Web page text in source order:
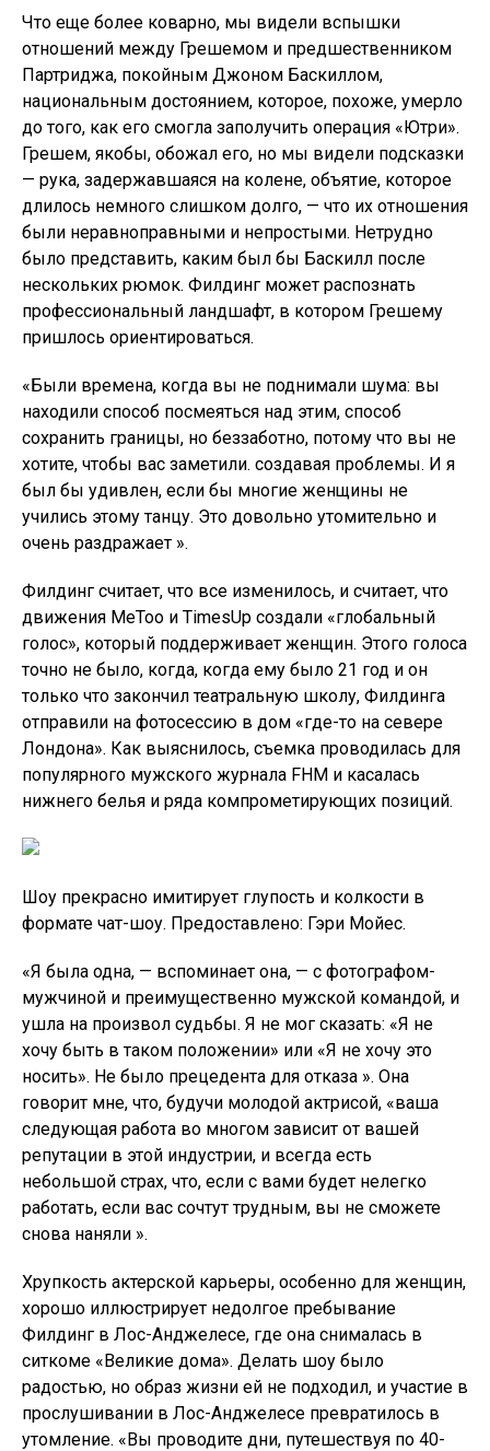
Что еще более коварно, мы видели вспышки
отношений между Грешемом и предшественником
Партриджа, покойным Джоном Баскиллом,
национальным достоянием, которое, похоже, умерло
до того, как его смогла заполучить операция «Ютри».
Грешем, якобы, обожал его, но мы видели подсказки
— рука, задержавшаяся на колене, объятие, которое
длилось немного слишком долго, — что их отношения
были неравноправными и непростыми. Нетрудно
было представить, каким был бы Баскилл после
нескольких рюмок. Филдинг может распознать
профессиональный ландшафт, в котором Грешему
пришлось ориентироваться.
«Были времена, когда вы не поднимали шума: вы
находили способ посмеяться над этим, способ
сохранить границы, но беззаботно, потому что вы не
хотите, чтобы вас заметили. создавая проблемы. И я
был бы удивлен, если бы многие женщины не
учились этому танцу. Это довольно утомительно и
очень раздражает ».
Филдинг считает, что все изменилось, и считает, что
движения MeToo и TimesUp создали «глобальный
голос», который поддерживает женщин. Этого голоса
точно не было, когда, когда ему было 21 год и он
только что закончил театральную школу, Филдинга
отправили на фотосессию в дом «где-то на севере
Лондона». Как выяснилось, съемка проводилась для
популярного мужского журнала FHM и касалась
нижнего белья и ряда компрометирующих позиций.
Шоу прекрасно имитирует глупость и колкости в
формате чат-шоу. Предоставлено: Гэри Мойес.
«Я была одна, — вспоминает она, — с фотографом-
мужчиной и преимущественно мужской командой, и
ушла на произвол судьбы. Я не мог сказать: «Я не
хочу быть в таком положении» или «Я не хочу это
носить». Не было прецедента для отказа ». Она
говорит мне, что, будучи молодой актрисой, «ваша
следующая работа во многом зависит от вашей
репутации в этой индустрии, и всегда есть
небольшой страх, что, если с вами будет нелегко
работать, если вас сочтут трудным, вы не сможете
снова наняли ».
Хрупкость актерской карьеры, особенно для женщин,
хорошо иллюстрирует недолгое пребывание
Филдинг в Лос-Анджелесе, где она снималась в
ситкоме «Великие дома». Делать шоу было
радостью, но образ жизни ей не подходил, и участие в
прослушивании в Лос-Анджелесе превратилось в
утомление. «Вы проводите дни, путешествуя по 40-